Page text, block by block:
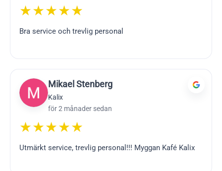
★★★★★
Bra service och trevlig personal
Mikael Stenberg
Kalix
för 2 månader sedan
★★★★★
Utmärkt service, trevlig personal!!! Myggan Kafé Kalix